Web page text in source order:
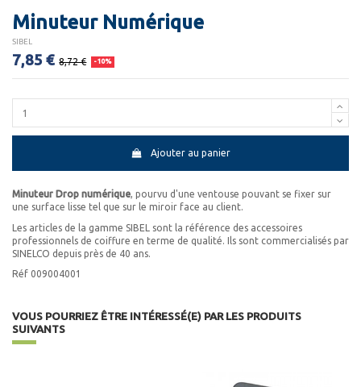
Minuteur Numérique
SIBEL
7,85 € 8,72 € -10%
Ajouter au panier
Minuteur Drop numérique, pourvu d'une ventouse pouvant se fixer sur
une surface lisse tel que sur le miroir face au client.
Les articles de la gamme SIBEL sont la référence des accessoires
professionnels de coiffure en terme de qualité. Ils sont commercialisés par
SINELCO depuis près de 40 ans.
Réf 009004001
VOUS POURRIEZ ÊTRE INTÉRESSÉ(E) PAR LES PRODUITS
SUIVANTS